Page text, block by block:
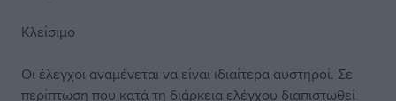
Κλείσιμο
Οι έλεγχοι αναμένεται να είναι ιδιαίτερα αυστηροί. Σε
περίπτωση που κατά τη διάρκεια ελέγχου διαπιστωθεί